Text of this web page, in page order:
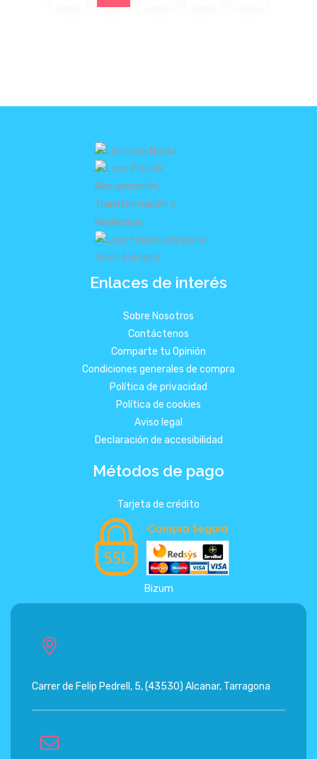
Enlaces de interés
Sobre Nosotros
Contáctenos
Comparte tu Opinión
Condiciones generales de compra
Política de privacidad
Política de cookies
Aviso legal
Declaración de accesibilidad
Métodos de pago
Tarjeta de crédito
Bizum
Carrer de Felip Pedrell, 5, (43530) Alcanar, Tarragona